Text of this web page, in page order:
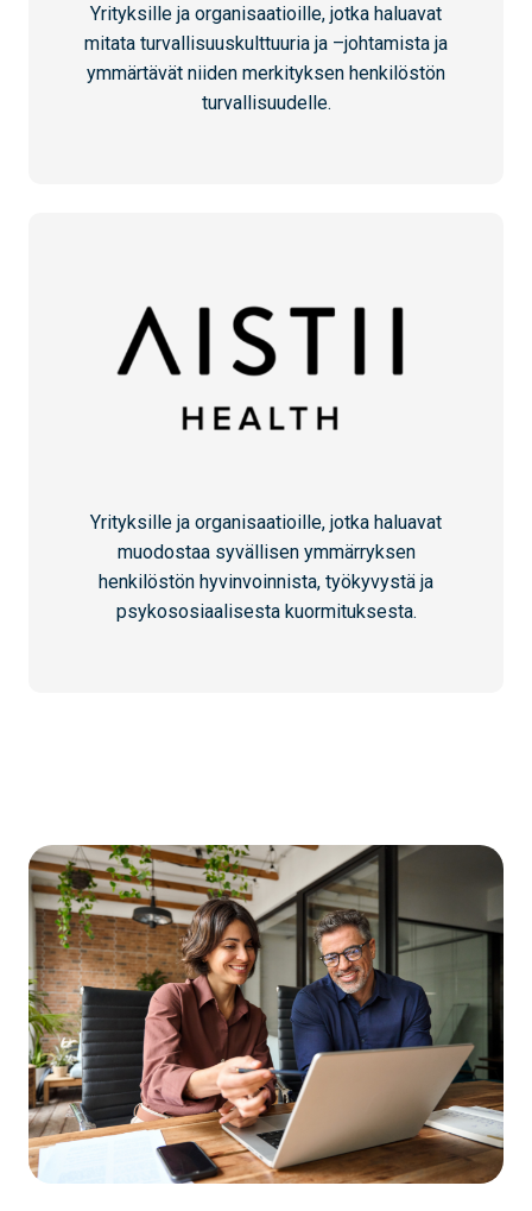
Yrityksille ja organisaatioille, jotka haluavat
mitata turvallisuuskulttuuria ja –johtamista ja
ymmärtävät niiden merkityksen henkilöstön
turvallisuudelle.
Yrityksille ja organisaatioille, jotka haluavat
muodostaa syvällisen ymmärryksen
henkilöstön hyvinvoinnista, työkyvystä ja
psykososiaalisesta kuormituksesta.